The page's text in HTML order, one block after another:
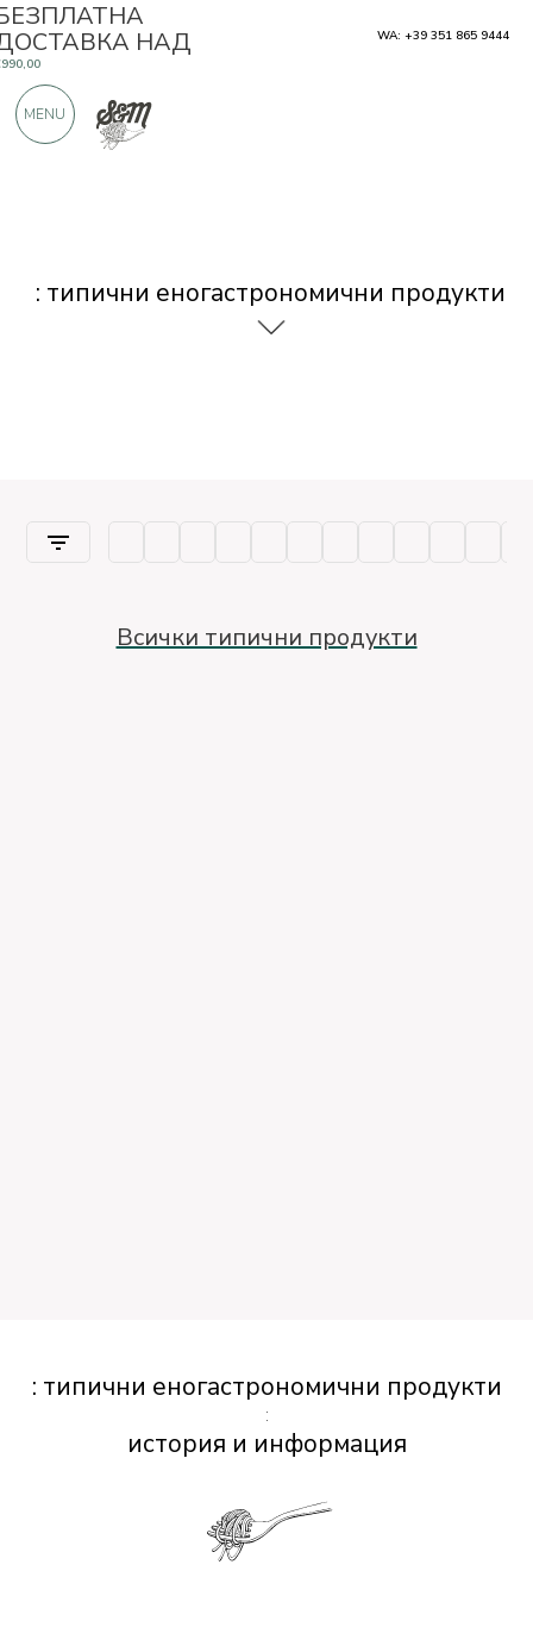
: типични еногастрономични продукти
Всички типични продукти
: типични еногастрономични продукти
:
история и информация
НАД
ПРОДУКТИ ОТ ОТЛИЧНИ
WA: +39 351 865 9444
MENU